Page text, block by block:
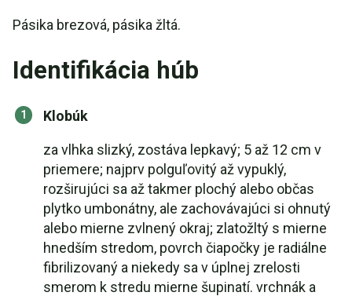
Pásika brezová, pásika žltá.
Identifikácia húb
Klobúk
za vlhka slizký, zostáva lepkavý; 5 až 12 cm v
priemere; najprv polguľovitý až vypuklý,
rozširujúci sa až takmer plochý alebo občas
plytko umbonátny, ale zachovávajúci si ohnutý
alebo mierne zvlnený okraj; zlatožltý s mierne
hnedším stredom, povrch čiapočky je radiálne
fibrilizovaný a niekedy sa v úplnej zrelosti
smerom k stredu mierne šupinatí. vrchnák a